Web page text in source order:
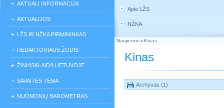
AKTUALI INFORMACIJA
AKTUALIJOS
LŽS IR NŽKA PIRMININKAS
REDAKTORIAUS ŽODIS
ŽINIASKLAIDA LIETUVOJE
SAVAITĖS TEMA
NUOMONIŲ BAROMETRAS
Apie LŽS
NŽKA
Naujienos › Kinas
Kinas
Archyvas (1)